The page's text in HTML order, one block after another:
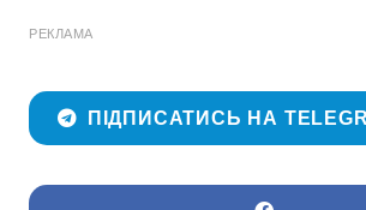
РЕКЛАМА
ПІДПИСАТИСЬ НА